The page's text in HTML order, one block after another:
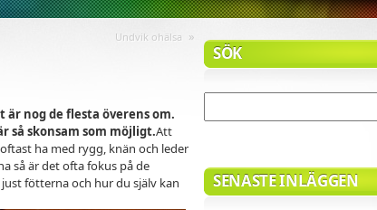
Undvik ohälsa »
nog de flesta överens om.
så skonsam som möjligt.Att
ha med rygg, knän och leder
så är det ofta fokus på de
fötterna och hur du själv kan
SÖK
SENASTE INLÄGGEN